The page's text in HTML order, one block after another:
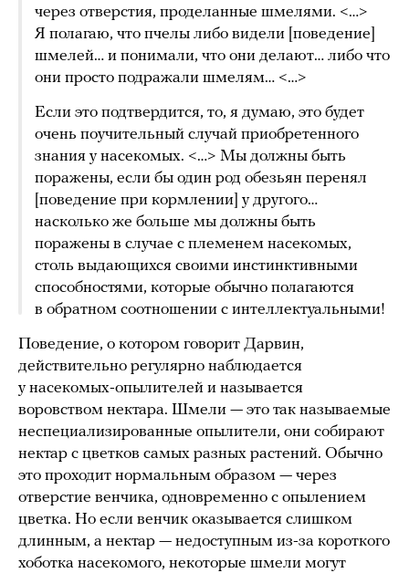
через отверстия, проделанные шмелями. <…>
Я полагаю, что пчелы либо видели [поведение]
шмелей… и понимали, что они делают… либо что
они просто подражали шмелям… <…>
Если это подтвердится, то, я думаю, это будет
очень поучительный случай приобретенного
знания у насекомых. <…> Мы должны быть
поражены, если бы один род обезьян перенял
[поведение при кормлении] у другого…
насколько же больше мы должны быть
поражены в случае с племенем насекомых,
столь выдающихся своими инстинктивными
способностями, которые обычно полагаются
в обратном соотношении с интеллектуальными!
Поведение, о котором говорит Дарвин,
действительно регулярно наблюдается
у насекомых-опылителей и называется
воровством нектара. Шмели — это так называемые
неспециализированные опылители, они собирают
нектар с цветков самых разных растений. Обычно
это проходит нормальным образом — через
отверстие венчика, одновременно с опылением
цветка. Но если венчик оказывается слишком
длинным, а нектар — недоступным из-за короткого
хоботка насекомого, некоторые шмели могут